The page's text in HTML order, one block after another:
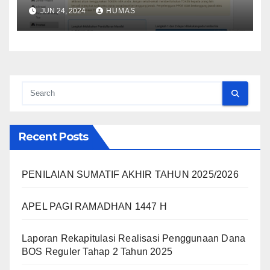
Sekolah)
JUN 24, 2024 HUMAS
Recent Posts
PENILAIAN SUMATIF AKHIR TAHUN 2025/2026
APEL PAGI RAMADHAN 1447 H
Laporan Rekapitulasi Realisasi Penggunaan Dana
BOS Reguler Tahap 2 Tahun 2025